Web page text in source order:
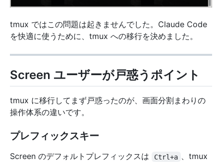
tmux ではこの問題は起きませんでした。Claude Code
を快適に使うために、tmux への移行を決めました。
Screen ユーザーが戸惑うポイント
tmux に移行してまず戸惑ったのが、画面分割まわりの
操作体系の違いです。
プレフィックスキー
Screen のデフォルトプレフィックスは Ctrl+a 、tmux